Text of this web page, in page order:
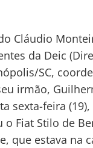
Cláudio
da Deic
SC,
irmão,
sexta-feira
o Fiat Stilo de
que estava na